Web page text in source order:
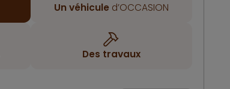
Un véhicule d’OCCASION
Des travaux